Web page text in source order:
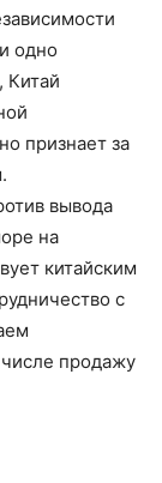
одно
Китай
признает за
вывода
на
китайским
с
продажу